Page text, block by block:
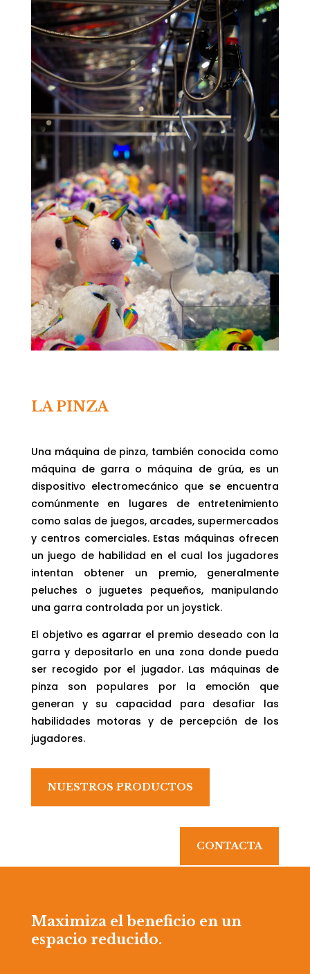
LA PINZA
Una máquina de pinza, también conocida como
máquina de garra o máquina de grúa, es un
dispositivo electromecánico que se encuentra
comúnmente en lugares de entretenimiento
como salas de juegos, arcades, supermercados
y centros comerciales. Estas máquinas ofrecen
un juego de habilidad en el cual los jugadores
intentan obtener un premio, generalmente
peluches o juguetes pequeños, manipulando
una garra controlada por un joystick.
El objetivo es agarrar el premio deseado con la
garra y depositarlo en una zona donde pueda
ser recogido por el jugador. Las máquinas de
pinza son populares por la emoción que
generan y su capacidad para desafiar las
habilidades motoras y de percepción de los
jugadores.
NUESTROS PRODUCTOS
CONTACTA
Maximiza el beneficio en un
espacio reducido.